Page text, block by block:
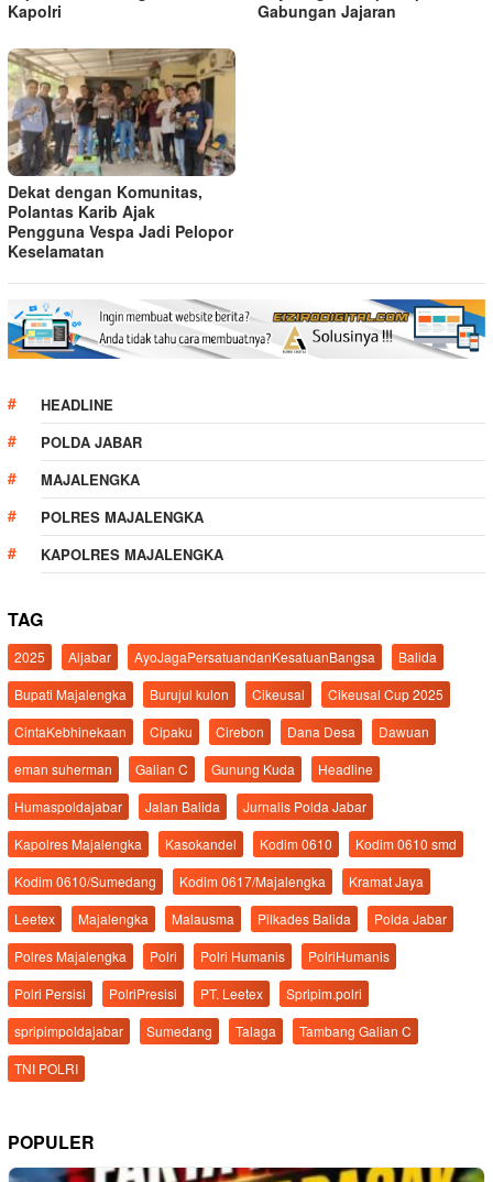
Kapolri
Gabungan Jajaran
Dekat dengan Komunitas,
Polantas Karib Ajak
Pengguna Vespa Jadi Pelopor
Keselamatan
HEADLINE
POLDA JABAR
MAJALENGKA
POLRES MAJALENGKA
KAPOLRES MAJALENGKA
TAG
2025 Aljabar AyoJagaPersatuandanKesatuanBangsa
Balida
Bupati Majalengka
Burujul kulon Cikeusal
Cikeusal Cup 2025
CintaKebhinekaan
Cipaku Cirebon Dana Desa
Dawuan
eman suherman
Galian C Gunung Kuda
Headline
Humaspoldajabar
Jalan Balida
Jurnalis Polda Jabar
Kapolres Majalengka
Kasokandel Kodim 0610
Kodim 0610 smd
Kodim 0610/Sumedang
Kodim 0617/Majalengka
Kramat Jaya
Leetex
Majalengka Malausma Pilkades Balida
Polda Jabar
Polres Majalengka
Polri Polri Humanis
PolriHumanis
Polri Persisi
PolriPresisi PT. Leetex
Spripim.polri
spripimpoldajabar
Sumedang Talaga
Tambang Galian C
TNI POLRI
POPULER